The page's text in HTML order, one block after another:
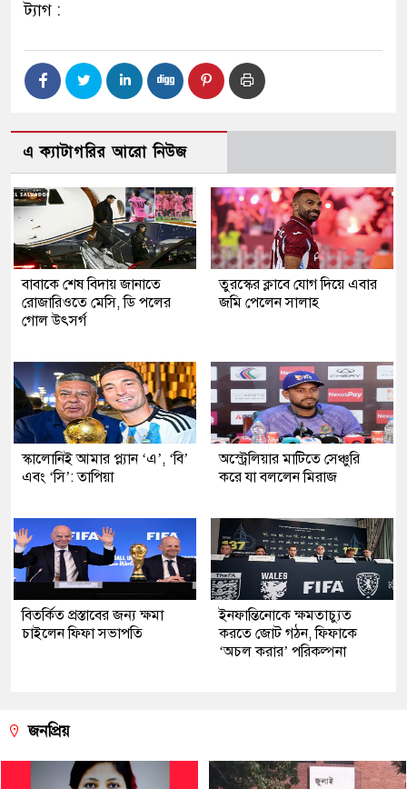
ট্যাগ :
এ ক্যাটাগরির আরো নিউজ
বাবাকে শেষ বিদায় জানাতে
রোজারিওতে মেসি, ডি পলের
গোল উৎসর্গ
তুরস্কের ক্লাবে যোগ দিয়ে এবার
জমি পেলেন সালাহ
স্কালোনিই আমার প্ল্যান ‘এ’, ‘বি’
এবং ‘সি’: তাপিয়া
অস্ট্রেলিয়ার মাটিতে সেঞ্চুরি
করে যা বললেন মিরাজ
বিতর্কিত প্রস্তাবের জন্য ক্ষমা
চাইলেন ফিফা সভাপতি
ইনফান্তিনোকে ক্ষমতাচ্যুত
করতে জোট গঠন, ফিফাকে
‘অচল করার’ পরিকল্পনা
জনপ্রিয়